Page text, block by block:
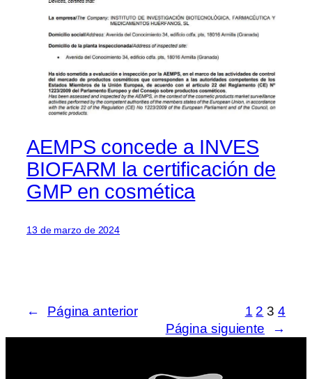
AEMPS concede a INVES
BIOFARM la certificación de
GMP en cosmética
13 de marzo de 2024
← Página anterior 1 2 3 4
Página siguiente
→